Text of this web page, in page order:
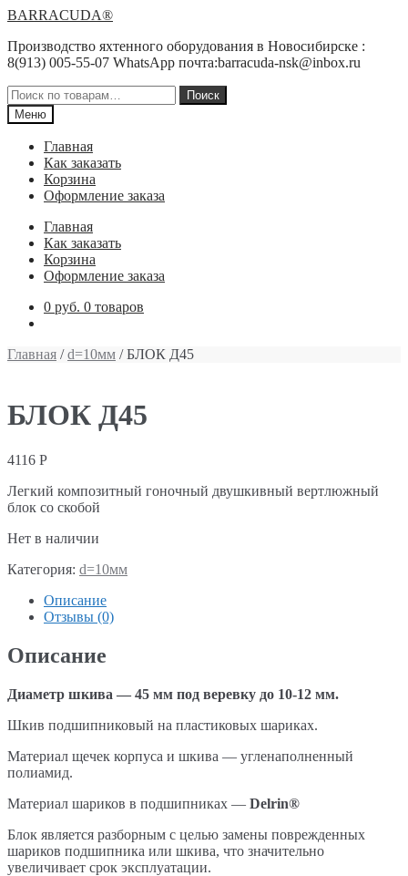
Перейти
навигации
Перейти
содержимому
BARRACUDA®
Производство яхтенного оборудования в Новосибирске :
8(913) 005-55-07 WhatsApp почта:barracuda-nsk@inbox.ru
Искать:
Поиск
Меню
Главная
Как заказать
Корзина
Оформление заказа
Главная
Как заказать
Корзина
Оформление заказа
0 руб. 0 товаров
Главная /d=10мм / БЛОК Д45
БЛОК Д45
4116 Р
Легкий композитный гоночный двушкивный вертлюжный
блок со скобой
Нет в наличии
Категория: d=10мм
Описание
Отзывы (0)
Описание
Диаметр шкива — 45 мм под веревку до 10-12 мм.
Шкив подшипниковый на пластиковых шариках.
Материал щечек корпуса и шкива — угленаполненный
полиамид.
Материал шариков в подшипниках — Delrin®
Блок является разборным с целью замены поврежденных
шариков подшипника или шкива, что значительно
увеличивает срок эксплуатации.